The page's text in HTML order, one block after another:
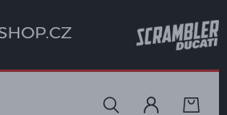
HLEDAT